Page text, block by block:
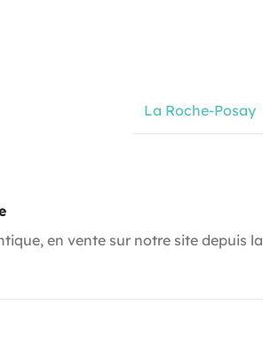
La Roche-Posay
en vente sur notre site depuis la